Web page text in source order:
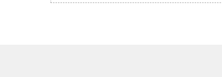
können Sie anschließend Ihren